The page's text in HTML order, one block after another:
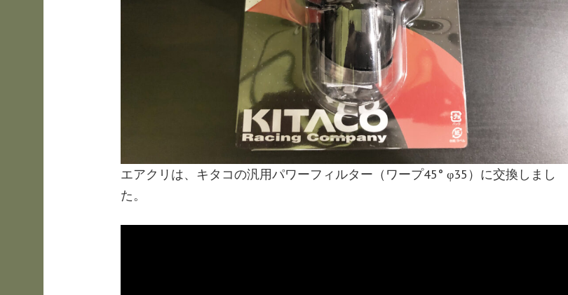
エアクリは、キタコの汎用パワーフィルター（ワープ45° φ35）に交換しまし
た。